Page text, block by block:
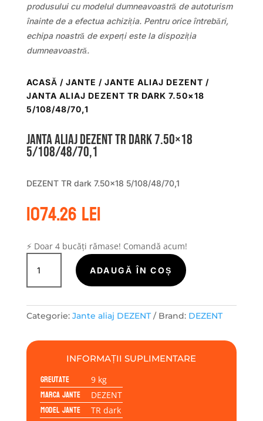
produsului cu modelul dumneavoastră de autoturism
înainte de a efectua achiziția. Pentru orice întrebări,
echipa noastră de experți este la dispoziția
dumneavoastră.
ACASĂ / JANTE / JANTE ALIAJ DEZENT /
JANTA ALIAJ DEZENT TR DARK 7.50×18
5/108/48/70,1
Janta aliaj DEZENT TR dark 7.50×18
5/108/48/70,1
DEZENT TR dark 7.50×18 5/108/48/70,1
1074.26lei
⚡ Doar 4 bucăți rămase! Comandă acum!
Cantitate
Janta
aliaj
TR
7.50x18
5/108/48/70,1
ADAUGĂ ÎN COȘ
Categorie: Jante aliaj DEZENT Brand: DEZENT
INFORMAȚII SUPLIMENTARE
Greutate 9 kg
Marca jante DEZENT
Model jante TR dark